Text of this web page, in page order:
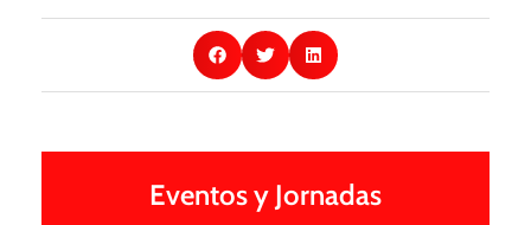
Eventos y Jornadas